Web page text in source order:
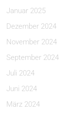
Januar 2025
Dezember 2024
November 2024
September 2024
Juli 2024
Juni 2024
März 2024